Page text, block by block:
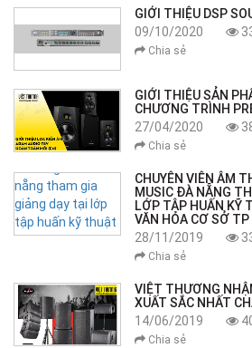
GIỚI THIỆU DSP
09/10/2020
Chia sẻ
GIỚI THIỆU SẢN
CHƯƠNG TRÌNH
27/04/2020
Chia sẻ
CHUYÊN VIÊN ÂM
MUSIC ĐÀ NẴNG
LỚP TẬP HUẤN KỸ
VĂN HÓA CƠ SỞ
28/11/2019
Chia sẻ
VIỆT THƯƠNG
XUẤT SẮC NHẤT
14/06/2019
Chia sẻ